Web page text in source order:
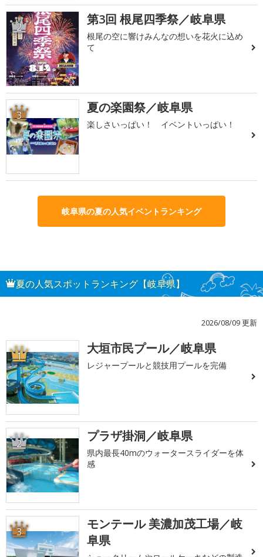
2 第3回 根尾四季祭／岐阜県
根尾の空に響けみんなの想いを花火に込め
て
3 夏の楽園祭／岐阜県
楽しさいっぱい！ イベントいっぱい！
岐阜県の夏の人気イベントランキング
夏の人気スポットランキング【岐阜県】
2026/08/09 更新
1 大垣市民プール／岐阜県
レジャープールと競技用プールを完備
2 プラザ掛洞／岐阜県
県内最長40mのウォータースライダーを体
感
3
モンテール 美濃加茂工場／岐
阜県